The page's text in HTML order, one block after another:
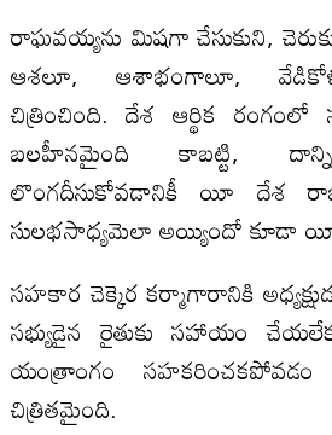
రాఘవయ్యను మిషగా చేసుకుని,
ఆశలూ, ఆశాభంగాలూ,
చిత్రించింది. దేశ ఆర్థిక
బలహీనమైంది కాబట్టి,
లొంగదీసుకోవడానికీ యీ దేశ
సులభసాధ్యమెలా అయ్యిందో కూడా యీ
సహకార చెక్కెర కర్మాగారానికి
సభ్యుడైన రైతుకు సహాయం
యంత్రాంగం
చిత్రితమైంది.